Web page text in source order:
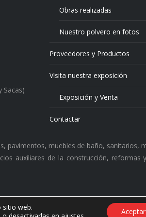
Sacas)
Obras realizadas
Nuestro polvero en fotos
Proveedores y Productos
Visita nuestra exposición
Exposición y Venta
Contactar
pavimentos, muebles de baño,
auxiliares de la construcción,
S.L.
sitio web.
Aceptar